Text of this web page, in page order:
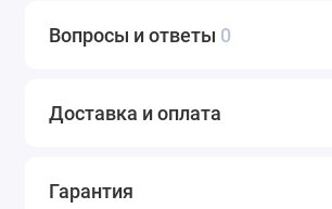
Вопросы и ответы 0
Доставка и оплата
Гарантия